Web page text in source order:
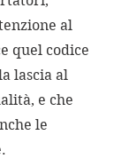
al
quel codice
lascia al
e che
le